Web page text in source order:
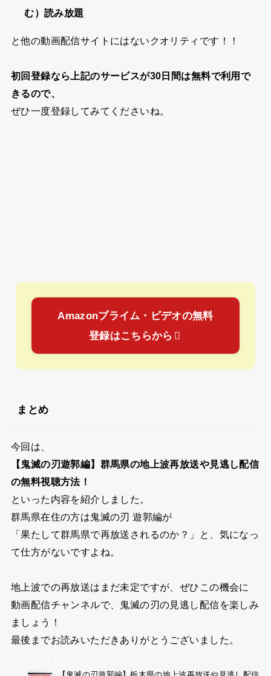
む）読み放題
と他の動画配信サイトにはないクオリティです！！
初回登録なら上記のサービスが30日間は無料で利用で
きるので、
ぜひ一度登録してみてくださいね。
Amazonプライム・ビデオの無料
登録はこちらから
まとめ
今回は、
【鬼滅の刃遊郭編】群馬県の地上波再放送や見逃し配信
の無料視聴方法！
といった内容を紹介しました。
群馬県在住の方は鬼滅の刃 遊郭編が
「果たして群馬県で再放送されるのか？」と、気になっ
て仕方がないですよね。
地上波での再放送はまだ未定ですが、ぜひこの機会に
動画配信チャンネルで、鬼滅の刃の見逃し配信を楽しみ
ましょう！
最後までお読みいただきありがとうございました。